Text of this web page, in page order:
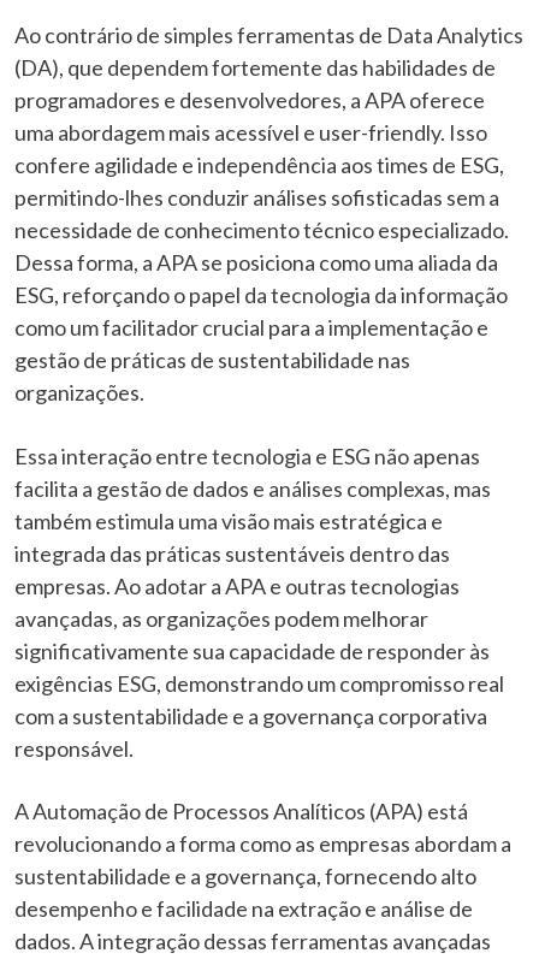
Ao contrário de simples ferramentas de Data Analytics
(DA), que dependem fortemente das habilidades de
programadores e desenvolvedores, a APA oferece
uma abordagem mais acessível e user-friendly. Isso
confere agilidade e independência aos times de ESG,
permitindo-lhes conduzir análises sofisticadas sem a
necessidade de conhecimento técnico especializado.
Dessa forma, a APA se posiciona como uma aliada da
ESG, reforçando o papel da tecnologia da informação
como um facilitador crucial para a implementação e
gestão de práticas de sustentabilidade nas
organizações.
Essa interação entre tecnologia e ESG não apenas
facilita a gestão de dados e análises complexas, mas
também estimula uma visão mais estratégica e
integrada das práticas sustentáveis dentro das
empresas. Ao adotar a APA e outras tecnologias
avançadas, as organizações podem melhorar
significativamente sua capacidade de responder às
exigências ESG, demonstrando um compromisso real
com a sustentabilidade e a governança corporativa
responsável.
A Automação de Processos Analíticos (APA) está
revolucionando a forma como as empresas abordam a
sustentabilidade e a governança, fornecendo alto
desempenho e facilidade na extração e análise de
dados. A integração dessas ferramentas avançadas